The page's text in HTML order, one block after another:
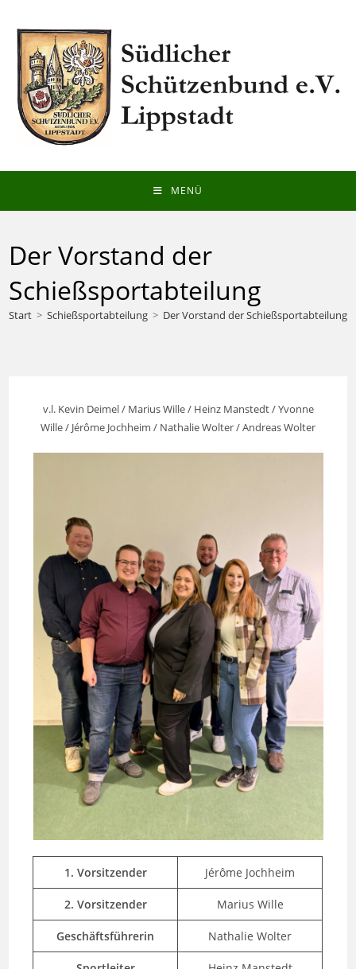
Inhalt
springen
MENÜ
Der Vorstand der
Schießsportabteilung
Start > Schießsportabteilung > Der Vorstand der Schießsportabteilung
v.l. Kevin Deimel / Marius Wille / Heinz Manstedt / Yvonne
Wille / Jérôme Jochheim / Nathalie Wolter / Andreas Wolter
1. Vorsitzender Jérôme Jochheim
2. Vorsitzender Marius Wille
Geschäftsführerin Nathalie Wolter